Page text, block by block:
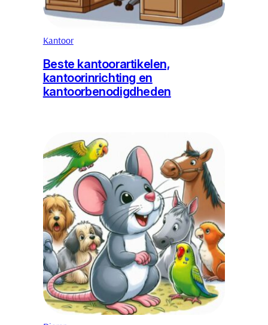
Kantoor
Beste kantoorartikelen,
kantoorinrichting en
kantoorbenodigdheden